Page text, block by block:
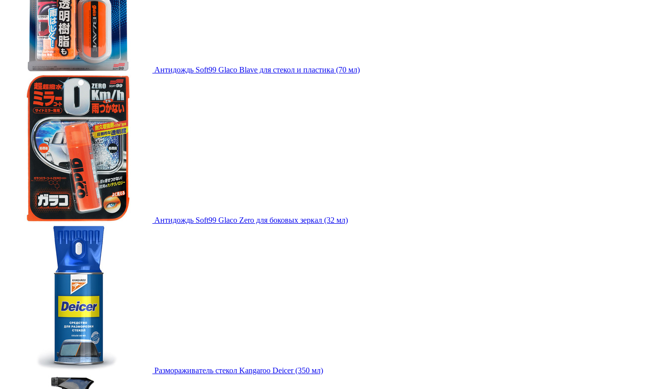
Антидождь Soft99 Glaco Blave для стекол и пластика (70 мл)
Антидождь Soft99 Glaco Zero для боковых зеркал (32 мл)
Размораживатель стекол Kangaroo Deicer (350 мл)